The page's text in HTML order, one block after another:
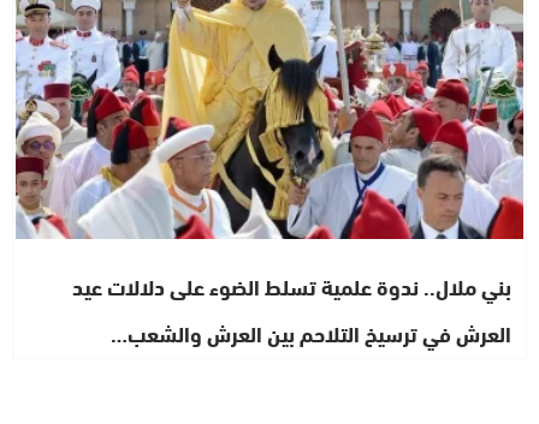
بني ملال.. ندوة علمية تسلط الضوء على دلالات عيد
العرش في ترسيخ التلاحم بين العرش والشعب…